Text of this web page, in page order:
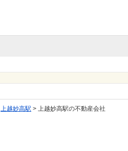
上越妙高駅 > 上越妙高駅の不動産会社